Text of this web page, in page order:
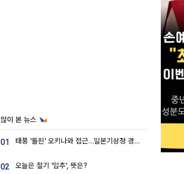
많이 본 뉴스
01 태풍 '돌핀' 오키나와 접근…일본기상청 경로 업데이트
02 오늘은 절기 '입추', 뜻은?